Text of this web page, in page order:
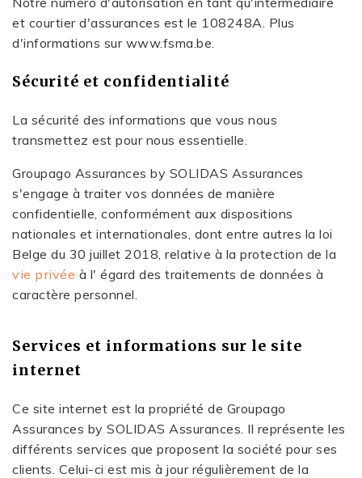
et courtier d'assurances est le 108248A. Plus
d'informations sur www.fsma.be.
Sécurité et confidentialité
La sécurité des informations que vous nous
transmettez est pour nous essentielle.
Groupago Assurances by SOLIDAS Assurances
s'engage à traiter vos données de manière
confidentielle, conformément aux dispositions
nationales et internationales, dont entre autres la loi
Belge du 30 juillet 2018, relative à la protection de la
vie privée à l' égard des traitements de données à
caractère personnel.
Services et informations sur le site
internet
Ce site internet est la propriété de Groupago
Assurances by SOLIDAS Assurances. Il représente les
différents services que proposent la société pour ses
clients. Celui-ci est mis à jour régulièrement de la